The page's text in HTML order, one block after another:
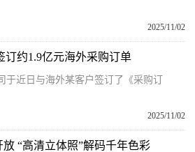
2025/11/02
订约1.9亿元海外采购订单
于近日与海外某客户签订了《采购订
2025/11/02
“高清立体照”解码千年色彩